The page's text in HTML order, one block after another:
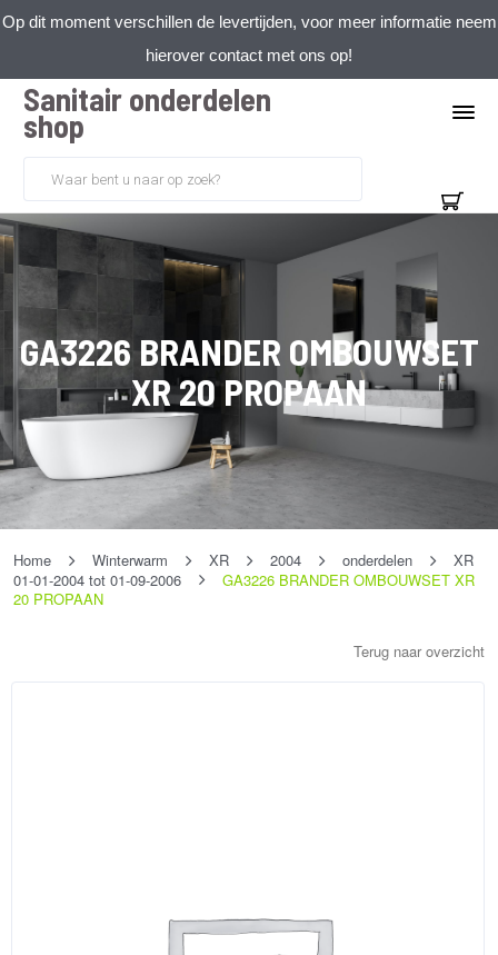
Op dit moment verschillen de levertijden, voor meer informatie neem
hierover contact met ons op!
Sanitair onderdelen
shop
GA3226 BRANDER OMBOUWSET
XR 20 PROPAAN
Home Winterwarm XR 2004 onderdelen
XR
01-01-2004 tot 01-09-2006
GA3226 BRANDER OMBOUWSET XR
20 PROPAAN
Terug naar overzicht